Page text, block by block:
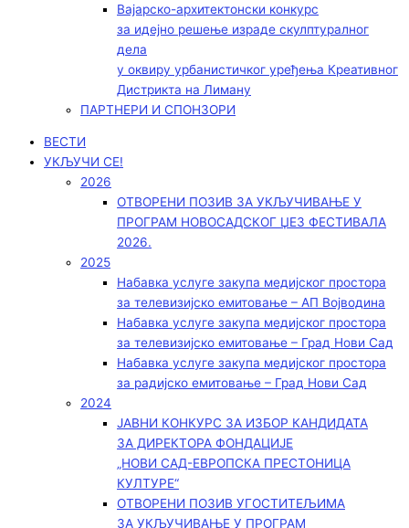
Вајарско-архитектонски конкурс
за идејно решење израде скулптуралног
дела
у оквиру урбанистичког уређења Креативног
Дистрикта на Лиману
ПАРТНЕРИ И СПОНЗОРИ
ВЕСТИ
УКЉУЧИ СЕ!
2026
ОТВОРЕНИ ПОЗИВ ЗА УКЉУЧИВАЊЕ У
ПРОГРАМ НОВОСАДСКОГ ЏЕЗ ФЕСТИВАЛА
2026.
2025
Набавка услуге закупа медијског простора
за телевизијско емитовање – АП Војводинa
Набавка услуге закупа медијског простора
за телевизијско емитовање – Град Нови Сад
Набавка услуге закупа медијског простора
за радијско емитовање – Град Нови Сад
2024
ЈАВНИ КОНКУРС ЗА ИЗБОР КАНДИДАТА
ЗА ДИРЕКТОРА ФОНДАЦИЈЕ
„НОВИ САД-ЕВРОПСКА ПРЕСТОНИЦА
КУЛТУРЕ“
ОТВОРЕНИ ПОЗИВ УГОСТИТЕЉИМА
ЗА УКЉУЧИВАЊЕ У ПРОГРАМ